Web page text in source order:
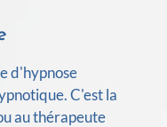
d'hypnose
C'est la
au thérapeute